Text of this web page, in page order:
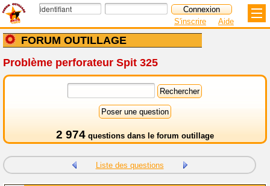
FORUM OUTILLAGE
S'inscrire Aide
Problème perforateur Spit 325
2 974 questions dans le forum outillage
Liste des questions